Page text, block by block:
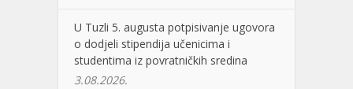
U Tuzli 5. augusta potpisivanje ugovora
o dodjeli stipendija učenicima i
studentima iz povratničkih sredina
3.08.2026.